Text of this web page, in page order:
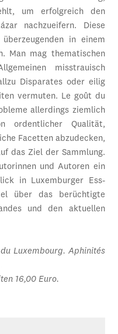
um erfolgreich den
nachzueifern. Diese
in einem
Man mag thematischen
misstrauisch
Disparates oder eilig
vermuten. Le goût du
allerdings ziemlich
ordentlicher Qualität,
Facetten abzudecken,
das Ziel der Sammlung.
und Autoren ein
in Luxemburger Ess-
über das berüchtigte
und den aktuellen
Luxembourg. Aphinités
16,00 Euro.